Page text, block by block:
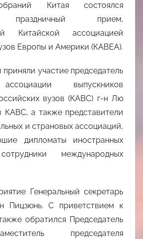
Китая состоялся
праздничный прием,
Китайской ассоциацией
Европы и Америки (КАВЕА).
участие председатель
выпускников
вузов (КАВС) г-н Лю
а также представители
и страновых ассоциаций,
дипломаты иностранных
международных
Генеральный секретарь
Пицзюнь. С приветствием к
обратился Председатель
председателя